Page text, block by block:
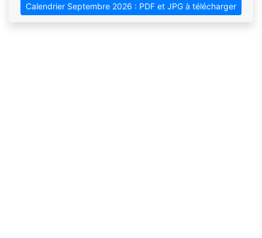
Calendrier Septembre 2026 : PDF et JPG à télécharger